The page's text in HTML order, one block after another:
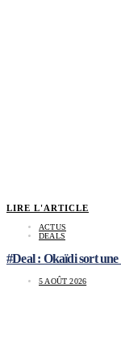
LIRE L'ARTICLE
ACTUS
DEALS
#Deal : Okaïdi sort une
5 AOÛT 2026